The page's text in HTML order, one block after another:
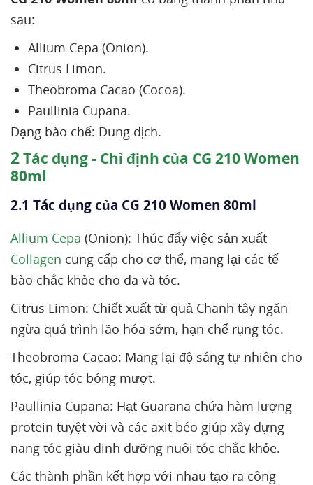
sau:
Allium Cepa (Onion).
Citrus Limon.
Theobroma Cacao (Cocoa).
Paullinia Cupana.
Dạng bào chế: Dung dịch.
2Tác dụng - Chỉ định của CG 210 Women
80ml
2.1 Tác dụng của CG 210 Women 80ml
Allium Cepa (Onion): Thúc đẩy việc sản xuất
Collagen cung cấp cho cơ thể, mang lại các tế
bào chắc khỏe cho da và tóc.
Citrus Limon: Chiết xuất từ quả Chanh tây ngăn
ngừa quá trình lão hóa sớm, hạn chế rụng tóc.
Theobroma Cacao: Mang lại độ sáng tự nhiên cho
tóc, giúp tóc bóng mượt.
Paullinia Cupana: Hạt Guarana chứa hàm lượng
protein tuyệt vời và các axit béo giúp xây dựng
nang tóc giàu dinh dưỡng nuôi tóc chắc khỏe.
Các thành phần kết hợp với nhau tạo ra công